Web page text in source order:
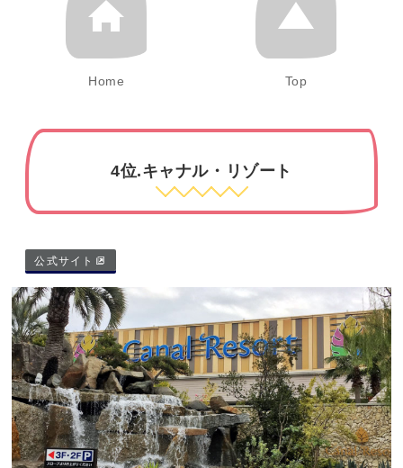
Home Top
4位.キャナル・リゾート
公式サイト